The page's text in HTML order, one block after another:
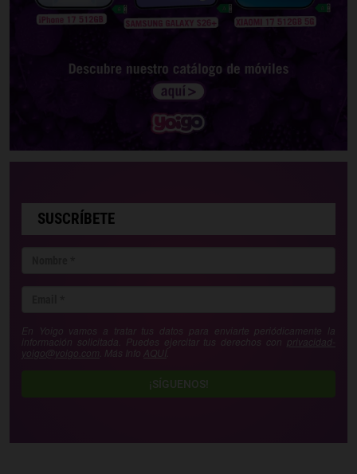
SUSCRÍBETE
En Yoigo vamos a tratar tus datos para enviarte periódicamente la
información solicitada. Puedes ejercitar tus derechos con privacidad-
yoigo@yoigo.com . Más Info AQUÍ
¡SÍGUENOS!